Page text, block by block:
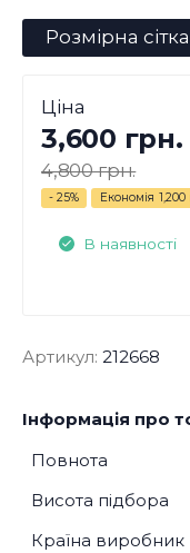
Розмірна сітка
Ціна
3,600 грн.
4,800 грн.
- 25% Економія 1,200
В наявності
Артикул: 212668
Інформація про
Повнота
Висота підбора
Країна виробник